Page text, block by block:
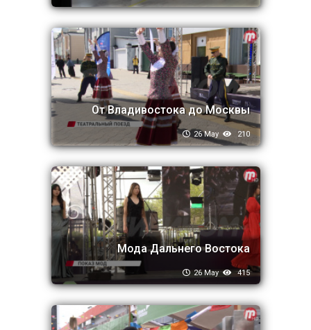
От Владивостока до Москвы
26 May 210
Мода Дальнего Востока
26 May 415